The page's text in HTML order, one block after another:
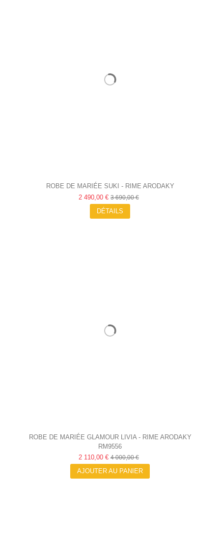
ROBE DE MARIÉE SUKI - RIME ARODAKY
2 490,00 € 3 690,00 €
DÉTAILS
ROBE DE MARIÉE GLAMOUR LIVIA - RIME ARODAKY
RM9556
2 110,00 € 4 000,00 €
AJOUTER AU PANIER